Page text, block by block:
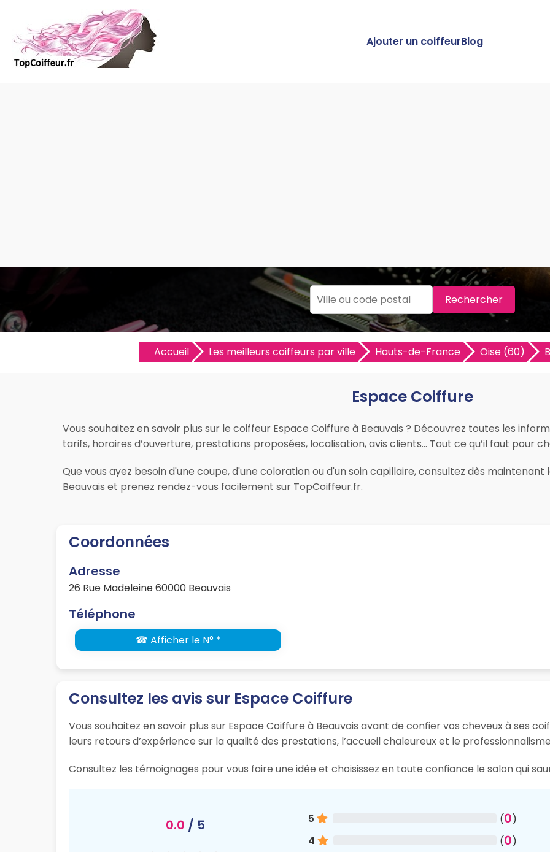
Ajouter un coiffeurBlog
Rechercher
Accueil Les meilleurs coiffeurs par ville Hauts-de-France Oise (60)
Espace Coiffure
Vous souhaitez en savoir plus sur le coiffeur Espace Coiffure à Beauvais ? Découvrez toutes les
tarifs, horaires d’ouverture, prestations proposées, localisation, avis clients… Tout ce qu’il faut pour
Que vous ayez besoin d'une coupe, d'une coloration ou d'un soin capillaire, consultez dès
Beauvais et prenez rendez-vous facilement sur TopCoiffeur.fr.
Coordonnées
Adresse
26 Rue Madeleine 60000 Beauvais
Téléphone
☎ Afficher le N° *
Consultez les avis sur Espace Coiffure
Vous souhaitez en savoir plus sur Espace Coiffure à Beauvais avant de confier vos cheveux à ses
leurs retours d’expérience sur la qualité des prestations, l’accueil chaleureux et le
Consultez les témoignages pour vous faire une idée et choisissez en toute confiance le salon qui
0.0 / 5 5 (0)
4
(0)